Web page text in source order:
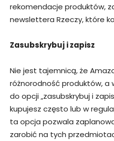
rekomendacje produktów,
newslettera Rzeczy, które
Zasubskrybuj i zapisz
Nie jest tajemnicą, że
różnorodność produktów, a
do opcji „zasubskrybuj i
kupujesz często lub w
ta opcja pozwala
zarobić na tych